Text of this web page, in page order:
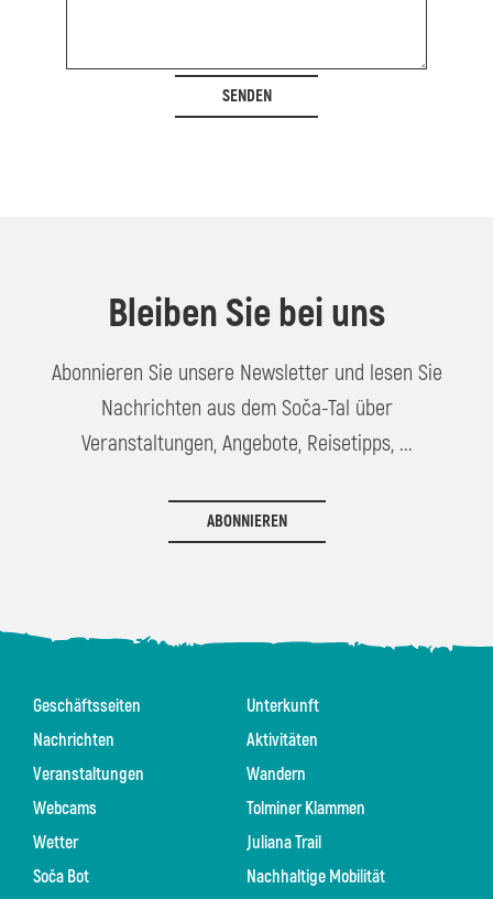
SENDEN
Bleiben Sie bei uns
Abonnieren Sie unsere Newsletter und lesen Sie
Nachrichten aus dem Soča-Tal über
Veranstaltungen, Angebote, Reisetipps, ...
ABONNIEREN
Geschäftsseiten
Nachrichten
Veranstaltungen
Webcams
Wetter
Soča Bot
Unterkunft
Aktivitäten
Wandern
Tolminer Klammen
Juliana Trail
Nachhaltige Mobilität